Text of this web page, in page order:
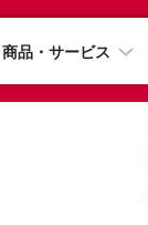
商品・サービス